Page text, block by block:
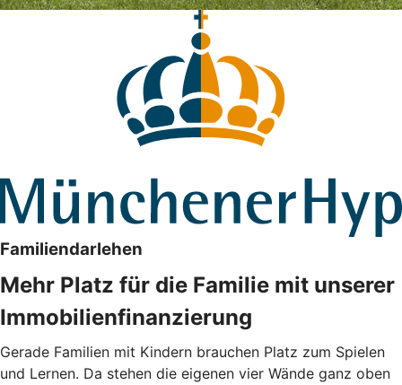
Familiendarlehen
Mehr Platz für die Familie mit unserer
Immobilienfinanzierung
Gerade Familien mit Kindern brauchen Platz zum Spielen
und Lernen. Da stehen die eigenen vier Wände ganz oben